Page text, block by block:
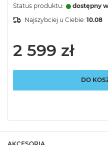
Status produktu:
dostępny
Najszybciej u Ciebie: 10.08
2 599 zł
DO